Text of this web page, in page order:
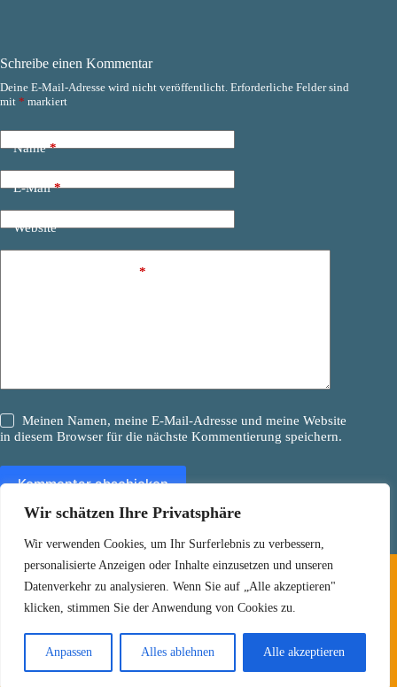
Wir schätzen Ihre Privatsphäre
Wir verwenden Cookies, um Ihr Surferlebnis zu verbessern,
personalisierte Anzeigen oder Inhalte einzusetzen und unseren
Datenverkehr zu analysieren. Wenn Sie auf „Alle akzeptieren"
klicken, stimmen Sie der Anwendung von Cookies zu.
Anpassen Alles ablehnen Alle akzeptieren
Schreibe einen Kommentar
Deine E-Mail-Adresse wird nicht veröffentlicht. Erforderliche Felder sind
mit * markiert
Name*
E-Mail*
Website
*
Meinen Namen, meine E-Mail-Adresse und meine Website
in diesem Browser für die nächste Kommentierung speichern.
Kommentar abschicken
Impressum Datenschutz